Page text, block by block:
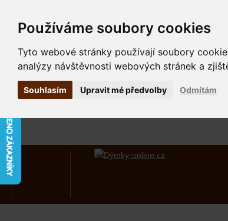
Používáme soubory cookies
Tyto webové stránky používají soubory
analýzy návštěvnosti webových stránek a
Souhlasím Odmítám
Upravit mé předvolby